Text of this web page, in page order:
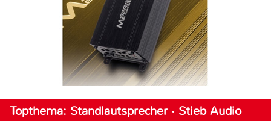
Topthema: Standlautsprecher · Stieb Audio